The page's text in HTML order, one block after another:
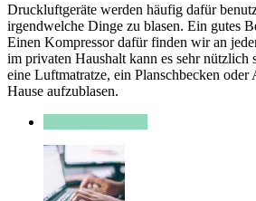
Druckluftgeräte werden häufig dafür
irgendwelche Dinge zu blasen. Ein gutes
Einen Kompressor dafür finden wir an
im privaten Haushalt kann es sehr nützlich
eine Luftmatratze, ein Planschbecken
Hause aufzublasen.